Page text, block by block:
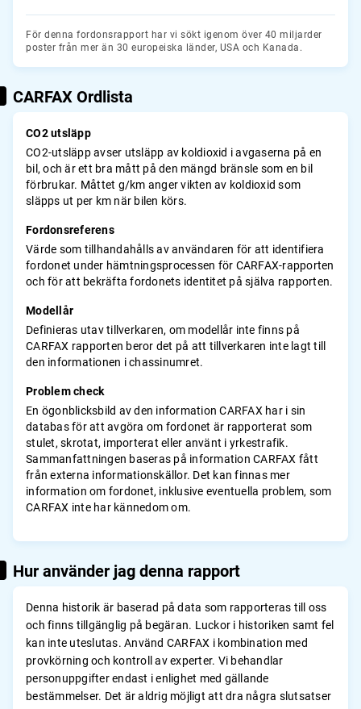
För denna fordonsrapport har vi sökt igenom över 40 miljarder
poster från mer än 30 europeiska länder, USA och Kanada.
CARFAX Ordlista
CO2 utsläpp
CO2-utsläpp avser utsläpp av koldioxid i avgaserna på en
bil, och är ett bra mått på den mängd bränsle som en bil
förbrukar. Måttet g/km anger vikten av koldioxid som
släpps ut per km när bilen körs.
Fordonsreferens
Värde som tillhandahålls av användaren för att identifiera
fordonet under hämtningsprocessen för CARFAX-rapporten
och för att bekräfta fordonets identitet på själva rapporten.
Modellår
Definieras utav tillverkaren, om modellår inte finns på
CARFAX rapporten beror det på att tillverkaren inte lagt till
den informationen i chassinumret.
Problem check
En ögonblicksbild av den information CARFAX har i sin
databas för att avgöra om fordonet är rapporterat som
stulet, skrotat, importerat eller använt i yrkestrafik.
Sammanfattningen baseras på information CARFAX fått
från externa informationskällor. Det kan finnas mer
information om fordonet, inklusive eventuella problem, som
CARFAX inte har kännedom om.
Hur använder jag denna rapport
Denna historik är baserad på data som rapporteras till oss
och finns tillgänglig på begäran. Luckor i historiken samt fel
kan inte uteslutas. Använd CARFAX i kombination med
provkörning och kontroll av experter. Vi behandlar
personuppgifter endast i enlighet med gällande
bestämmelser. Det är aldrig möjligt att dra några slutsatser